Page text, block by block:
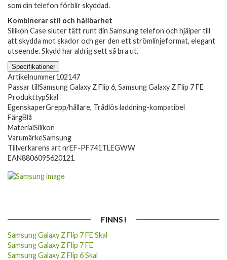
som din telefon förblir skyddad.
Kombinerar stil och hållbarhet
Silikon Case sluter tätt runt din Samsung telefon och hjälper till
att skydda mot skador och ger den ett strömlinjeformat, elegant
utseende. Skydd har aldrig sett så bra ut.
Specifikationer
Artikelnummer102147
Passar tillSamsung Galaxy Z Flip 6, Samsung Galaxy Z Flip 7 FE
ProdukttypSkal
EgenskaperGrepp/hållare, Trådlös laddning-kompatibel
FärgBlå
MaterialSilikon
VarumärkeSamsung
Tillverkarens art nrEF-PF741TLEGWW
EAN8806095620121
FINNS I
Samsung Galaxy Z Flip 7 FE Skal
Samsung Galaxy Z Flip 7 FE
Samsung Galaxy Z Flip 6 Skal